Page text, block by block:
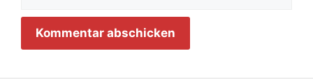
Adresse